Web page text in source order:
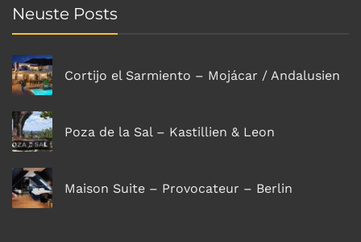
Neuste Posts
Cortijo el Sarmiento – Mojácar / Andalusien
Poza de la Sal – Kastillien & Leon
Maison Suite – Provocateur – Berlin